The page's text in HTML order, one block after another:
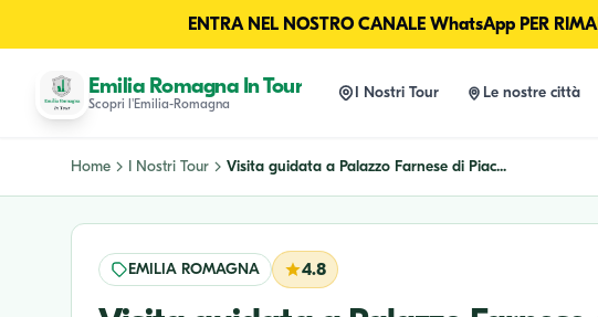
ENTRA NEL NOSTRO CANALE WhatsApp PER
Emilia Romagna In Tour
Scopri l'Emilia-Romagna
I Nostri Tour Le nostre città
Home I Nostri Tour Visita guidata a Palazzo Farnese di Piac...
EMILIA ROMAGNA 4.8